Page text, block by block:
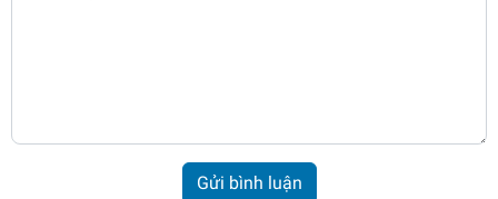
Gửi bình luận